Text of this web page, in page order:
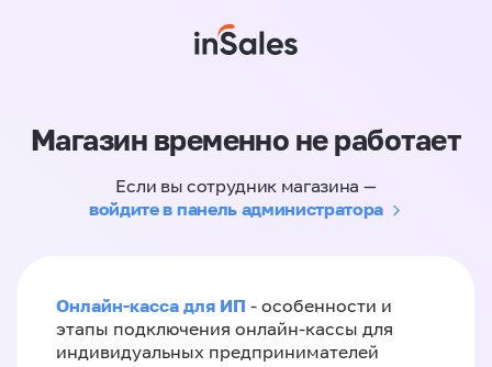
Магазин временно не работает
Если вы сотрудник магазина —
войдите в панель администратора
Онлайн-касса для ИП - особенности и
этапы подключения онлайн-кассы для
индивидуальных предпринимателей